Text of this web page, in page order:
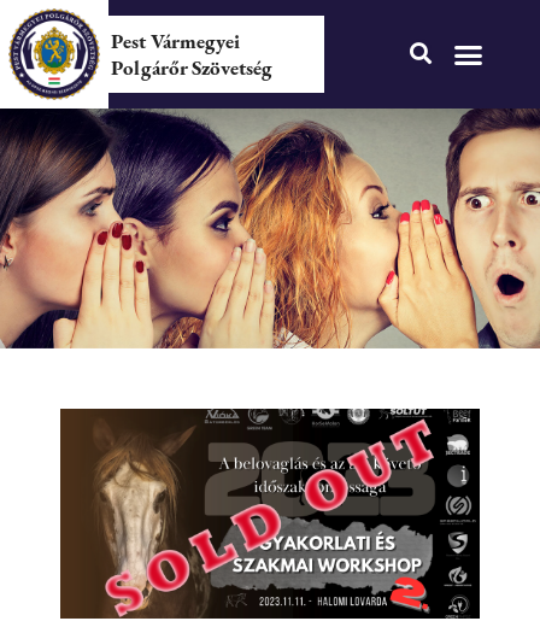
Pest Vármegyei
Polgárőr Szövetség